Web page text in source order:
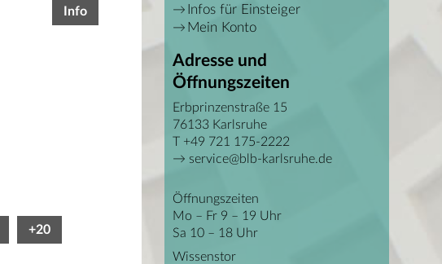
Info
+20
Infos für Einsteiger
Mein Konto
Adresse und
Öffnungszeiten
Erbprinzenstraße 15
76133 Karlsruhe
T +49 721 175-2222
service@blb-karlsruhe.de
Öffnungszeiten
Mo – Fr 9 – 19 Uhr
Sa 10 – 18 Uhr
Wissenstor